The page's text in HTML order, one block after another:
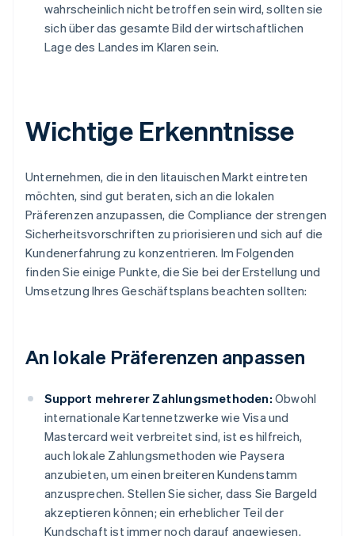
wahrscheinlich nicht betroffen sein wird, sollten sie
sich über das gesamte Bild der wirtschaftlichen
Lage des Landes im Klaren sein.
Wichtige Erkenntnisse
Unternehmen, die in den litauischen Markt eintreten
möchten, sind gut beraten, sich an die lokalen
Präferenzen anzupassen, die Compliance der strengen
Sicherheitsvorschriften zu priorisieren und sich auf die
Kundenerfahrung zu konzentrieren. Im Folgenden
finden Sie einige Punkte, die Sie bei der Erstellung und
Umsetzung Ihres Geschäftsplans beachten sollten:
An lokale Präferenzen anpassen
Support mehrerer Zahlungsmethoden: Obwohl
internationale Kartennetzwerke wie Visa und
Mastercard weit verbreitet sind, ist es hilfreich,
auch lokale Zahlungsmethoden wie Paysera
anzubieten, um einen breiteren Kundenstamm
anzusprechen. Stellen Sie sicher, dass Sie Bargeld
akzeptieren können; ein erheblicher Teil der
Kundschaft ist immer noch darauf angewiesen.